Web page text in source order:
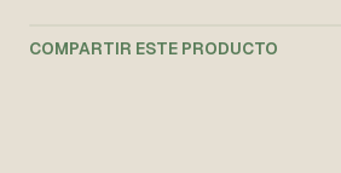
COMPARTIR ESTE PRODUCTO